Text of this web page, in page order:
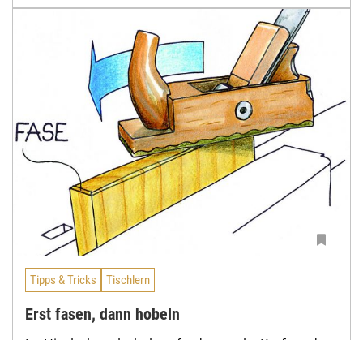
Tipps & Tricks Tischlern
Erst fasen, dann hobeln